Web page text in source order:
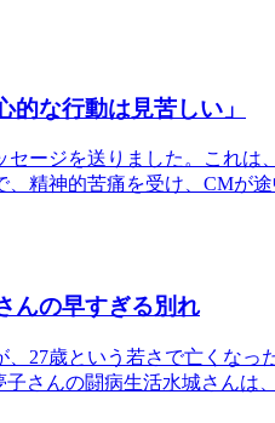
な行動は見苦しい」
ージを送りました。これは
精神的苦痛を受け、CMが
んの早すぎる別れ
27歳という若さで亡くなっ
さんの闘病生活水城さんは